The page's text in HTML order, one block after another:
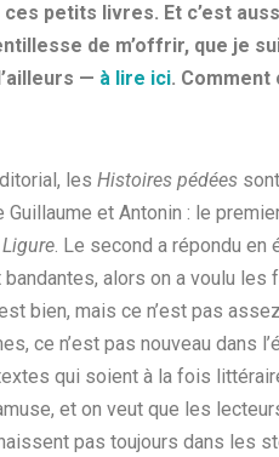
petits livres. Et c’est
de m’offrir, que je
— à lire ici. Comment
les Histoires pédées
Guillaume et Antonin : le
. Le second a répondu en
alors on a voulu les
bien, mais ce n’est pas
ce n’est pas nouveau dans
qui soient à la fois
et on veut que les
pas toujours dans les